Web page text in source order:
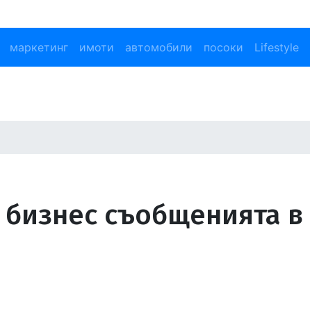
маркетинг имоти автомобили посоки Lifestyle
бизнес съобщенията в